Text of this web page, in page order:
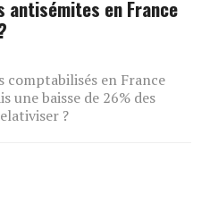
antisémites en France
comptabilisés en France
une baisse de 26% des
?